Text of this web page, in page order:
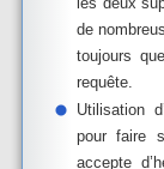
de
toujours
requête.
Utilisation
pour faire
accepte